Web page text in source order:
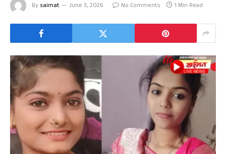
By saimat June 3, 2026 No Comments 1 Min Read